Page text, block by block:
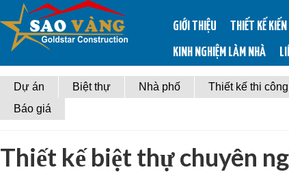
GIỚI THIỆU THIẾT KẾ
KINH NGHIỆM LÀM NHÀ
Dự án Biệt thự Nhà phố Thiết kế thi
Báo giá
Thiết kế biệt thự chuyên